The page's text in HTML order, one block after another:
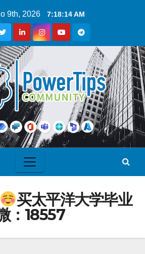
9th, 2026 7:18:15 AM
买太平洋大学毕业
：18557